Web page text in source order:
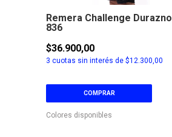
Remera Challenge Durazno
836
$36.900,00
3 cuotas sin interés de $12.300,00
COMPRAR
Colores disponibles